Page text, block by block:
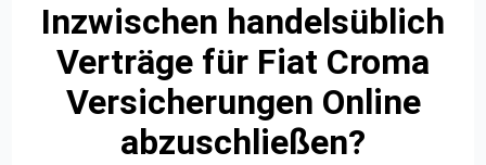
Inzwischen handelsüblich
Verträge für Fiat Croma
Versicherungen Online
abzuschließen?